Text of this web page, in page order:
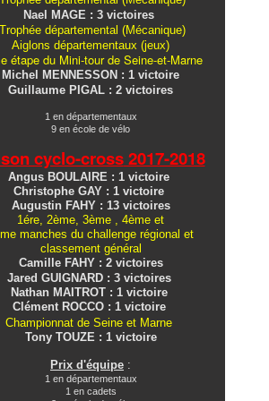
Nael MAGE : 3 victoires
Trophée départemental (Mécanique)
Aiglons départementaux (jeux)
étape du Mini-tour de Seine-et-Marne
Michel MENNESSON : 1 victoire
Guillaume PIGAL : 2 victoires
1 en départementaux
9 en école de vélo
cyclo-cross2017-2018
Angus BOULAIRE : 1 victoire
Christophe GAY : 1 victoire
Augustin FAHY : 13 victoires
1ére, 2ème, 3ème , 4ème et
manches du challenge régional et
classement général
Camille FAHY : 2 victoires
Jared GUIGNARD : 3 victoires
Nathan MAITROT : 1 victoire
Clément ROCCO : 1 victoire
Championnat de Seine et Marne
Tony TOUZE : 1 victoire
Prix d'équipe :
1 en départementaux
1 en cadets